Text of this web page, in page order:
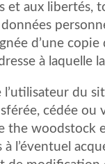
et aux libertés,
d’une
à laquelle
du
cédée
the woodstock
l’éventuel